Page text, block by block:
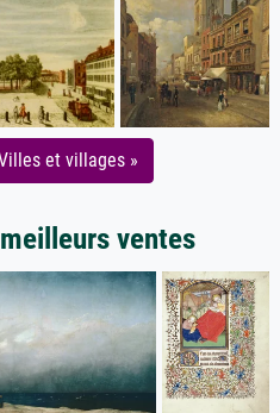
et villages »
ventes